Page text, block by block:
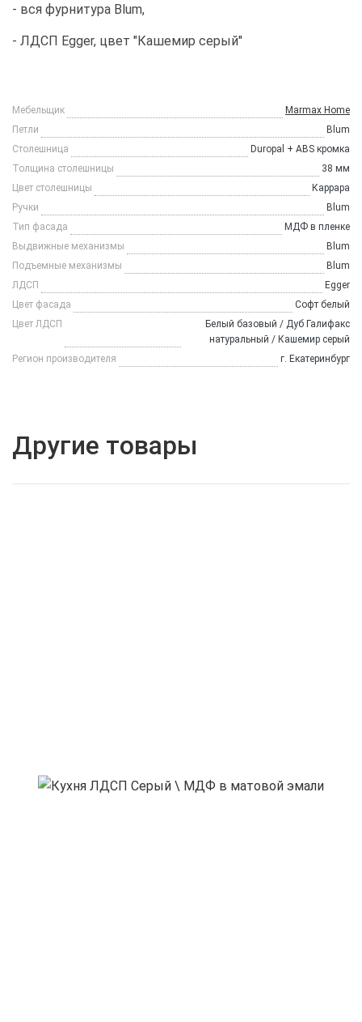
- вся фурнитура Blum,
- ЛДСП Egger, цвет "Кашемир серый"
Мебельщик
Marmax Home
Петли
Blum
Столешница
Duropal + ABS кромка
Толщина столешницы
38 мм
Цвет столешницы
Каррара
Ручки
Blum
Тип фасада
МДФ в пленке
Выдвижные механизмы
Blum
Подъемные механизмы
Blum
ЛДСП
Egger
Цвет фасада
Софт белый
Цвет ЛДСП
Белый базовый / Дуб Галифакс
натуральный / Кашемир серый
Регион производителя
г. Екатеринбург
Другие товары